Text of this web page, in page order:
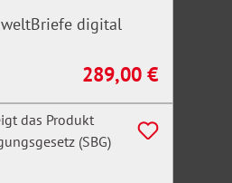
digital
Regulärer Preis:
289,00 €